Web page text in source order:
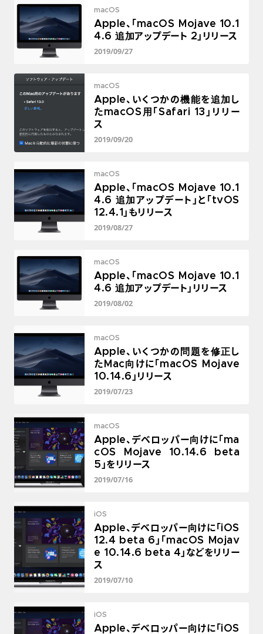
macOS
Apple、「macOS Mojave 10.1
4.6 追加アップデート 2」リリース
2019/09/27
macOS
Apple、いくつかの機能を追加し
たmacOS用「Safari 13」リリー
ス
2019/09/20
macOS
Apple、「macOS Mojave 10.1
4.6 追加アップデート」と「tvOS
12.4.1」もリリース
2019/08/27
macOS
Apple、「macOS Mojave 10.1
4.6 追加アップデート」リリース
2019/08/02
macOS
Apple、いくつかの問題を修正し
たMac向けに「macOS Mojave
10.14.6」リリース
2019/07/23
macOS
Apple、デベロッパー向けに「ma
cOS Mojave 10.14.6 beta
5」をリリース
2019/07/16
iOS
Apple、デベロッパー向けに「iOS
12.4 beta 6」「macOS Mojav
e 10.14.6 beta 4」などをリリー
ス
2019/07/10
iOS
Apple、デベロッパー向けに「iOS